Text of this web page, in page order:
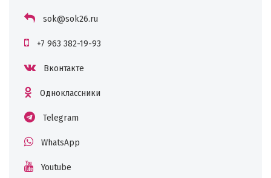
sok@sok26.ru
+7 963 382-19-93
Вконтакте
Одноклассники
Telegram
WhatsApp
Youtube